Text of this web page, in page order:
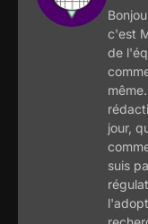
c'est
de
jour,
suis